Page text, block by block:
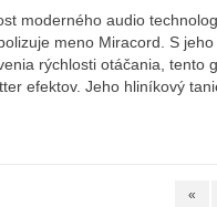
moderného audio
meno Miracord. S
rýchlosti otáčania, tento
efektov. Jeho hliníkový
«